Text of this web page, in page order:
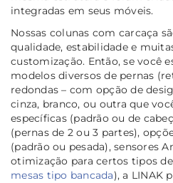
integradas em seus móveis.
Nossas colunas com carcaça
qualidade, estabilidade e
customização. Então, se você
modelos diversos de pernas
redondas – com opção de
cinza, branco, ou outra que
específicas (padrão ou de
(pernas de 2 ou 3 partes),
(padrão ou pesada), sensores
otimização para certos tipos
mesas tipo bancada), a LINAK